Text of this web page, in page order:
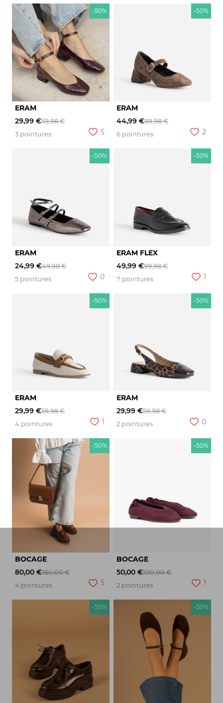
-50%
ERAM
29,99 €59,98 €
3 pointures
5
-50%
ERAM
44,99 €89,98 €
6 pointures
2
-50%
ERAM
24,99 €49,98 €
5 pointures
0
-50%
ERAM FLEX
49,99 €99,98 €
7 pointures
1
-50%
ERAM
29,99 €59,98 €
4 pointures
1
-50%
ERAM
29,99 €59,98 €
2 pointures
0
-50%
BOCAGE
80,00 €160,00 €
4 pointures
5
-50%
BOCAGE
50,00 €100,00 €
2 pointures
1
-50% -50%